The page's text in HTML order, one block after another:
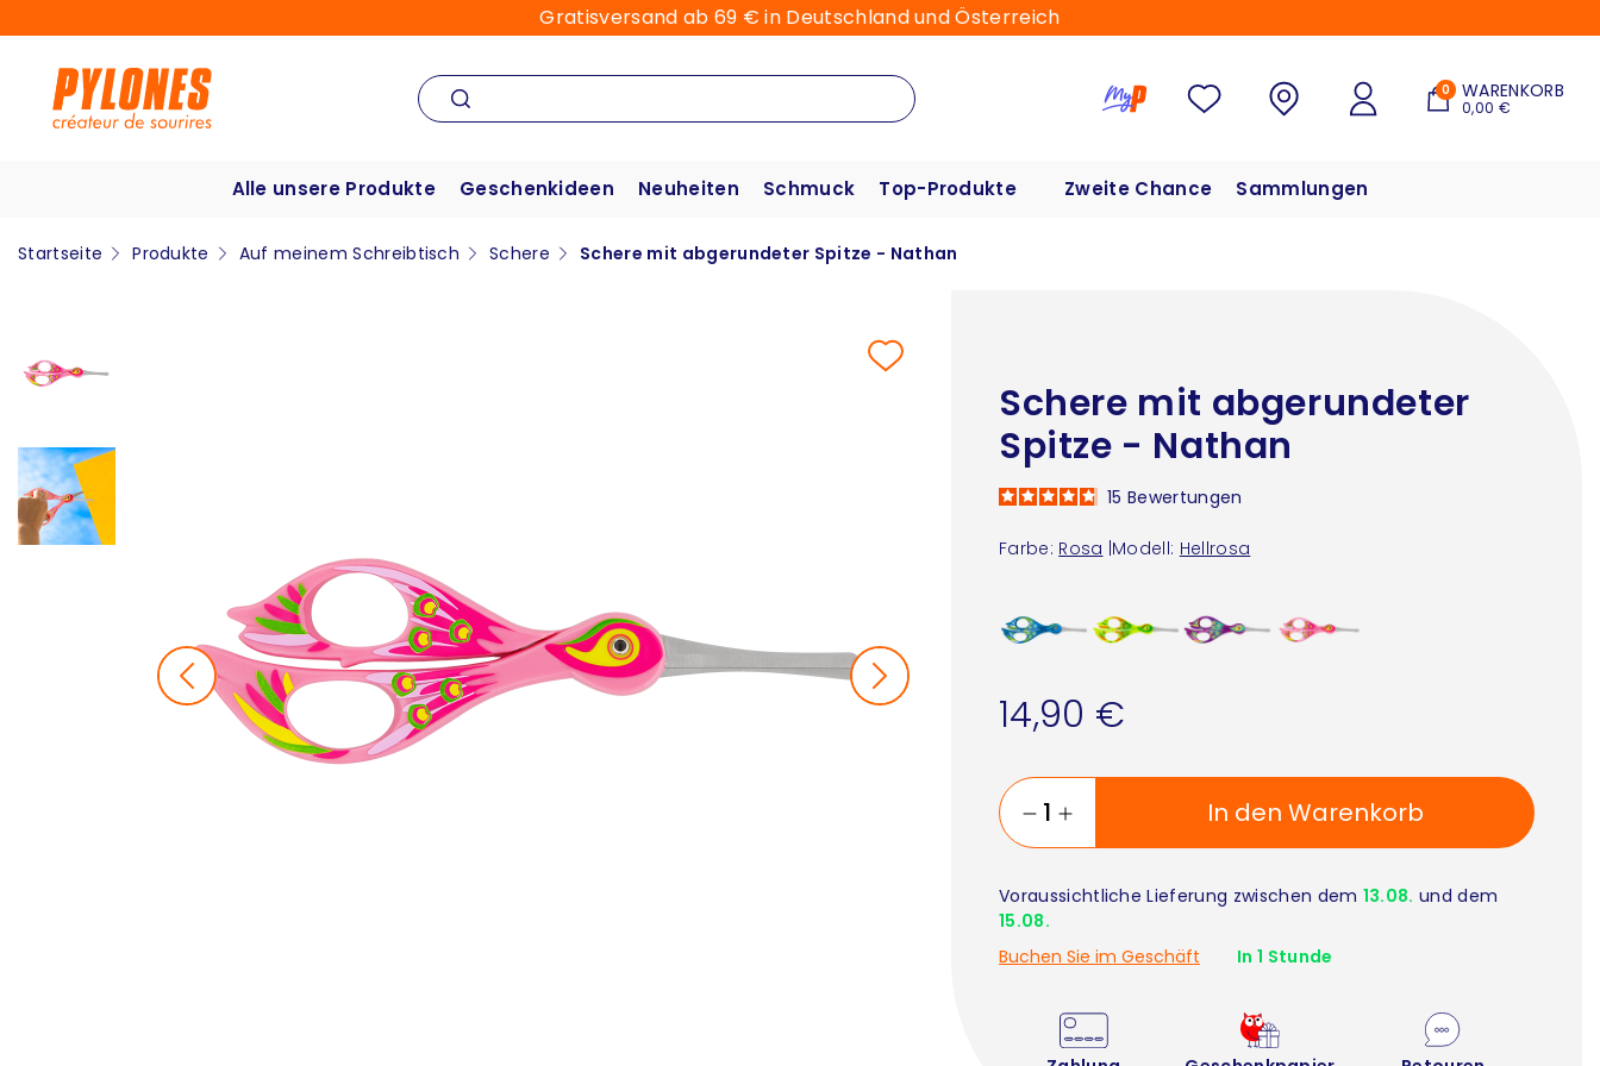
Gratisversand ab 69 € in Deutschland und Österreich
0 WARENKORB
0,00 €
Alle unsere Produkte Geschenkideen Neuheiten Schmuck Top-Produkte Zweite Chance Sammlungen
Startseite Produkte Auf meinem Schreibtisch Schere Schere mit abgerundeter Spitze - Nathan
Schere mit abgerundeter
Spitze - Nathan
Farbe: Rosa Modell: Hellrosa
15 Bewertungen
14,90 €
In den Warenkorb
Voraussichtliche Lieferung zwischen dem 13.08. und dem
15.08.
Buchen Sie im Geschäft
In 1 Stunde